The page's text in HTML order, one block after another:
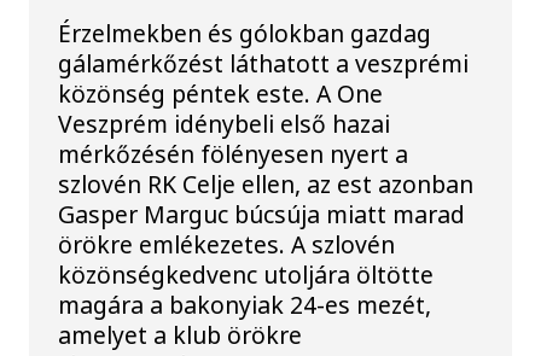
Érzelmekben és gólokban gazdag
gálamérkőzést láthatott a veszprémi
közönség péntek este. A One
Veszprém idénybeli első hazai
mérkőzésén fölényesen nyert a
szlovén RK Celje ellen, az est azonban
Gasper Marguc búcsúja miatt marad
örökre emlékezetes. A szlovén
közönségkedvenc utoljára öltötte
magára a bakonyiak 24-es mezét,
amelyet a klub örökre